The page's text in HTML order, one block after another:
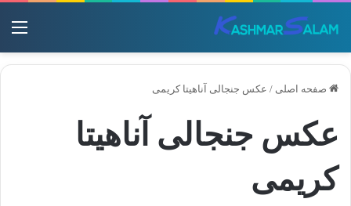
صفحه اصلی / عکس جنجالی آناهیتا کریمی
عکس جنجالی آناهیتا
کریمی